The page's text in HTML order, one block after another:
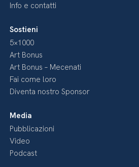
Info e contatti
Sostieni
5×1000
Art Bonus
Art Bonus – Mecenati
Fai come loro
Diventa nostro Sponsor
Media
Pubblicazioni
Video
Podcast